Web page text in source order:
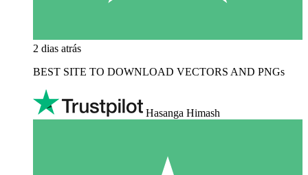
2 dias atrás
BEST SITE TO DOWNLOAD VECTORS AND PNGs
Hasanga Himash